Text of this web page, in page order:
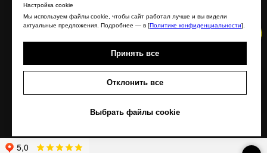
Задать вопрос!
Отправить фото техники!
Настройка cookie
Мы используем файлы cookie, чтобы сайт работал лучше и вы видели
актуальные предложения. Подробнее — в [Политике конфиденциальности].
Принять все
Отклонить все
Выбрать файлы cookie